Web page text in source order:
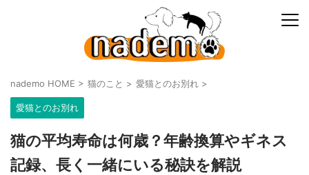
nademo HOME > 猫のこと > 愛猫とのお別れ >
愛猫とのお別れ
猫の平均寿命は何歳？年齢換算やギネス
記録、長く一緒にいる秘訣を解説